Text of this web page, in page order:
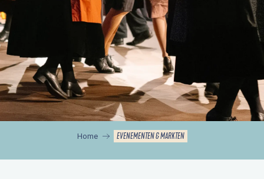
Home EVENEMENTEN & MARKTEN